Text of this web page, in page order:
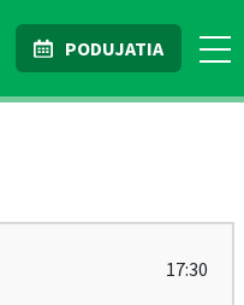
PODUJATIA
17:30